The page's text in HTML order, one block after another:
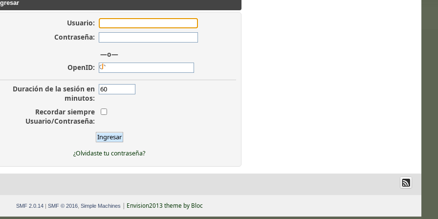
Usuario:
Contraseña:
—o—
OpenID:
Duración de la sesión en
minutos:
Recordar siempre
Usuario/Contraseña:
¿Olvidaste tu contraseña?
SMF 2.0.14| SMF © 2016, Simple Machines Envision2013 theme by Bloc